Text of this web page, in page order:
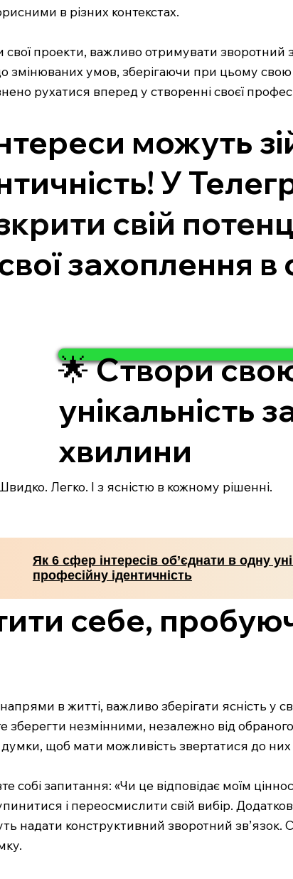
в різних контекстах.
проекти, важливо отримувати зворотний
змінюваних умов, зберігаючи при цьому
рухатися вперед у створенні своєї
можуть
У
свій
захоплення
🌟 Створи
унікальність
хвилини
Легко. І з ясністю в кожному рішенні.
Як 6 сфер інтересів об’єднати в одну
професійну ідентичність
себе,
в житті, важливо зберігати ясність у
зберегти незмінними, незалежно від
думки, щоб мати можливість звертатися до
собі запитання: «Чи це відповідає моїм
і переосмислити свій вибір.
надати конструктивний зворотний